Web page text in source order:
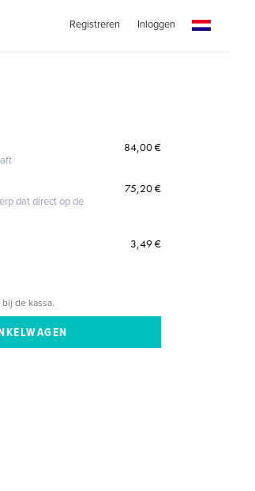
Registreren Inloggen
84,00 €
dat direct op de
75,20 €
3,49 €
de kassa.